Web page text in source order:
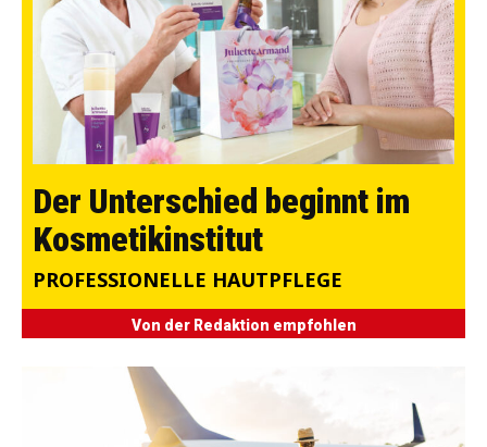
Der Unterschied beginnt im
Kosmetikinstitut
PROFESSIONELLE HAUTPFLEGE
Von der Redaktion empfohlen